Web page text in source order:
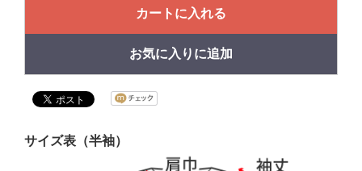
カートに入れる
お気に入りに追加
サイズ表（半袖）